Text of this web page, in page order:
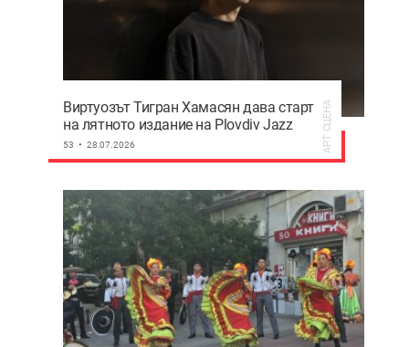
Виртуозът Тигран Хамасян дава старт
на лятното издание на Plovdiv Jazz
Fest
53 28.07.2026 АРТ СЦЕНА